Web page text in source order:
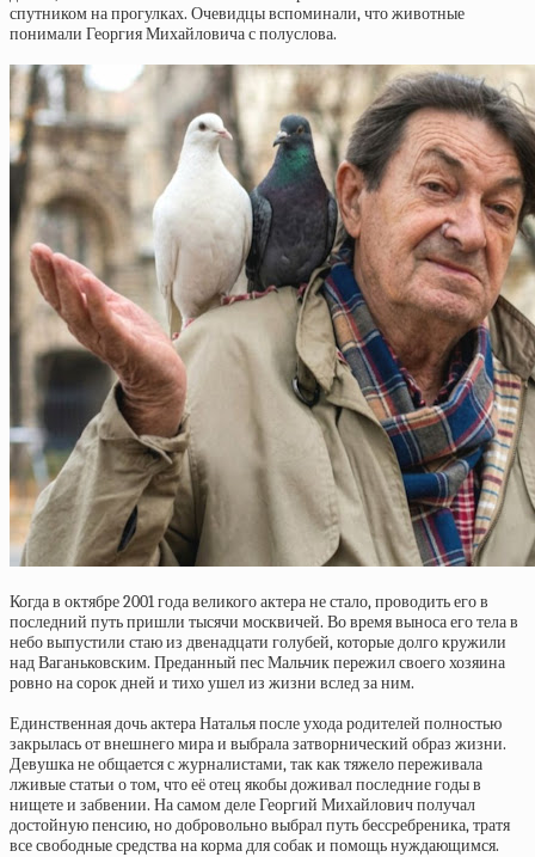
спутником на прогулках. Очевидцы вспоминали, что животные
понимали Георгия Михайловича с полуслова.
Когда в октябре 2001 года великого актера не стало, проводить его в
последний путь пришли тысячи москвичей. Во время выноса его тела в
небо выпустили стаю из двенадцати голубей, которые долго кружили
над Ваганьковским. Преданный пес Мальчик пережил своего хозяина
ровно на сорок дней и тихо ушел из жизни вслед за ним.
Единственная дочь актера Наталья после ухода родителей полностью
закрылась от внешнего мира и выбрала затворнический образ жизни.
Девушка не общается с журналистами, так как тяжело переживала
лживые статьи о том, что её отец якобы доживал последние годы в
нищете и забвении. На самом деле Георгий Михайлович получал
достойную пенсию, но добровольно выбрал путь бессребреника, тратя
все свободные средства на корма для собак и помощь нуждающимся.